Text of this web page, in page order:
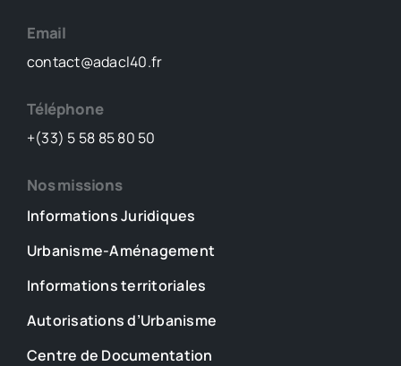
Email
contact@adacl40.fr
Téléphone
+(33) 5 58 85 80 50
Nos missions
Informations Juridiques
Urbanisme-Aménagement
Informations territoriales
Autorisations d’Urbanisme
Centre de Documentation